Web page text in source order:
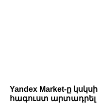
Yandex Market-ը կսկսի
հագուստ արտադրել